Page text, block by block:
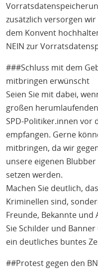
zusätzlich versorgen
dem Konvent
NEIN zur
###Schluss mit dem
mitbringen erwünscht
Seien Sie mit dabei,
großen herumlaufenden
SPD-Politiker.innen vor
empfangen. Gerne
mitbringen, da wir
unsere eigenen
setzen werden.
Machen Sie deutlich,
Kriminellen sind,
Freunde, Bekannte
Sie Schilder und
ein deutliches buntes
##Protest gegen den